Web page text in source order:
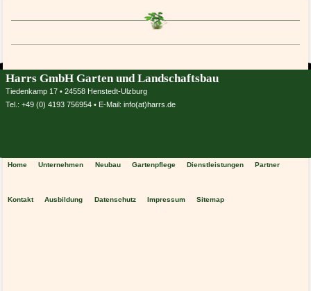
Harrs GmbH Garten und Landschaftsbau
Tiedenkamp 17 • 24558 Henstedt-Ulzburg
Tel.: +49 (0) 4193 756954• E-Mail: info(at)harrs.de
Home Unternehmen Neubau Gartenpflege Dienstleistungen Partner
Kontakt Ausbildung Datenschutz Impressum Sitemap